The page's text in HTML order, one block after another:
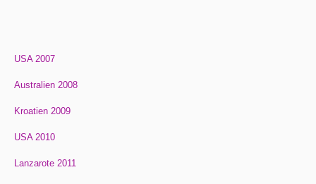
USA 2007
Australien 2008
Kroatien 2009
USA 2010
Lanzarote 2011